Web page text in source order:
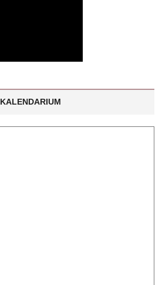
KALENDARIUM